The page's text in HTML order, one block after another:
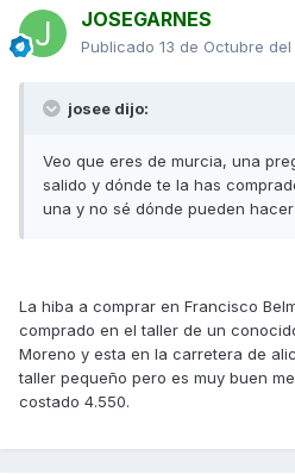
JOSEGARNES
Publicado 13 de Octubre del
josee dijo:
Veo que eres de murcia, una
salido y dónde te la has
una y no sé dónde pueden
La hiba a comprar en Francisco
comprado en el taller de un
Moreno y esta en la carretera de
taller pequeño pero es muy buen
costado 4.550.